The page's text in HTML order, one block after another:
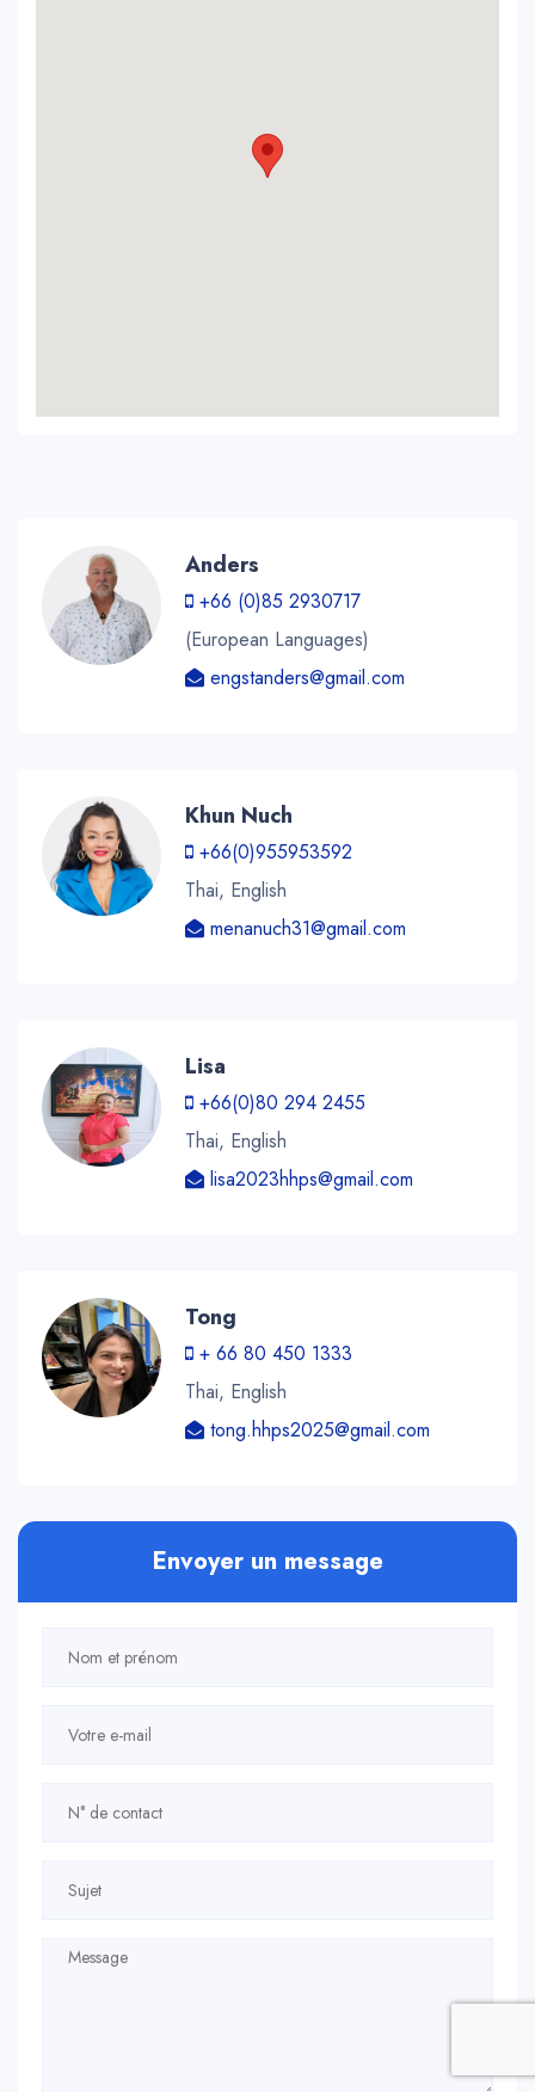
Anders
+66 (0)85 2930717
(European Languages)
engstanders@gmail.com
Khun Nuch
+66(0)955953592
Thai, English
menanuch31@gmail.com
Lisa
+66(0)80 294 2455
Thai, English
lisa2023hhps@gmail.com
Tong
+ 66 80 450 1333
Thai, English
tong.hhps2025@gmail.com
Envoyer un message